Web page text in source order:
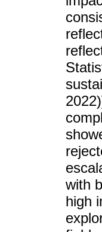
with
high